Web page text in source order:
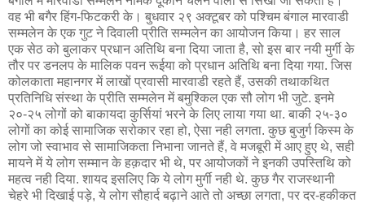
वह भी बगैर हिंग-फिटकरी के। बुधवार २९ अक्टूबर को पश्चिम बंगाल मारवाडी
सम्मलेन के एक गुट ने दिवाली प्रीति सम्मलेन का आयोजन किया। हर साल
एक सेठ को बुलाकर प्रधान अतिथि बना दिया जाता है, सो इस बार नयी मुर्गी के
तौर पर डनलप के मालिक पवन रूईया को प्रधान अतिथि बना दिया गया. जिस
कोलकाता महानगर में लाखों प्रवासी मारवाडी रहते हैं, उसकी तथाकथित
प्रतिनिधि संस्था के प्रीति सम्मलेन में बमुश्किल एक सौ लोग भी जुटे. इनमे
२०-२५ लोगों को बाकायदा कुर्सियां भरने के लिए लाया गया था. बाकी २५-३०
लोगों का कोई सामाजिक सरोकार रहा हो, ऐसा नही लगता. कुछ बुजुर्ग किस्म के
लोग जो स्वाभाव से सामाजिकता निभाना जानते हैं, वे मजबूरी में आए हुए थे, सही
मायने में ये लोग सम्मान के हक़दार भी थे, पर आयोजकों ने इनकी उपस्तिथि को
महत्व नही दिया. शायद इसलिए कि ये लोग मुर्गी नही थे. कुछ गैर राजस्थानी
चेहरे भी दिखाई पड़े, ये लोग सौहार्द बढ़ाने आते तो अच्छा लगता, पर दर-हकीकत